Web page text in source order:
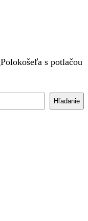
Polokošeľa s potlačou
Hľadanie